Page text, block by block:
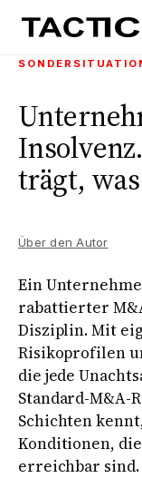
trägt,
Über den Autor
Ein
rabattierter
Disziplin. Mit
Risikoprofilen
die jede
Standard-
Schichten
Konditionen,
erreichbar sind.